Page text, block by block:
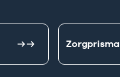
Zorgprisma